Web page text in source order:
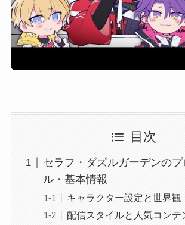
目次
セラフ・ダズルガーデンの
ル・基本情報
キャラクター設定と世界観
配信スタイルと人気コンテ